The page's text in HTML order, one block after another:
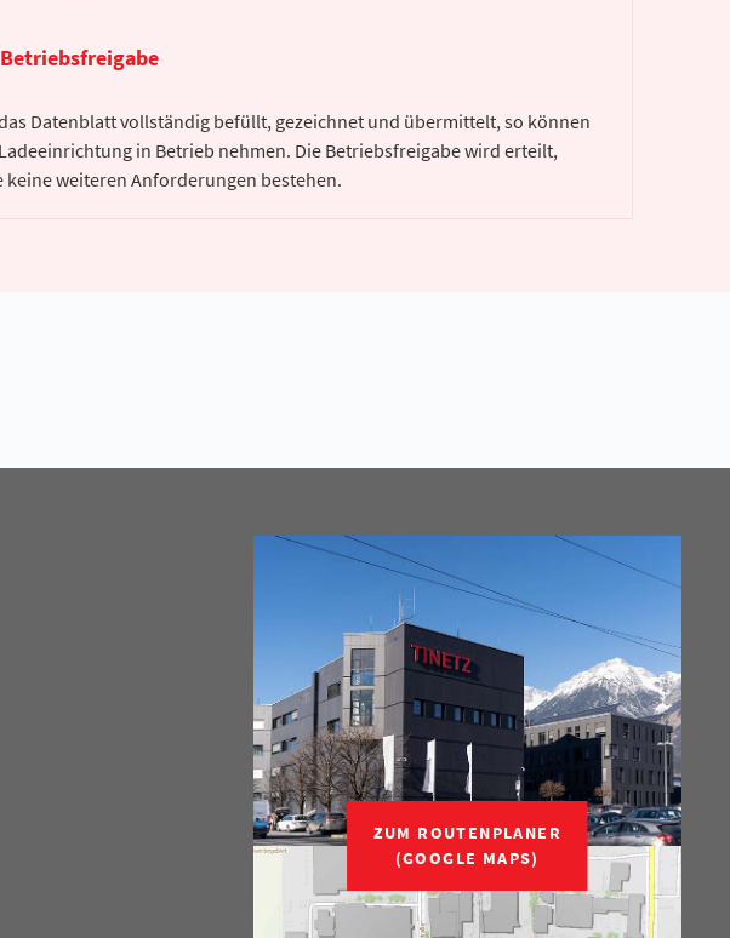
Betriebsfreigabe
Datenblatt vollständig befüllt, gezeichnet und übermittelt, so können
in Betrieb nehmen. Die Betriebsfreigabe wird erteilt,
keine weiteren Anforderungen bestehen.
ZUM ROUTENPLANER
(GOOGLE MAPS)